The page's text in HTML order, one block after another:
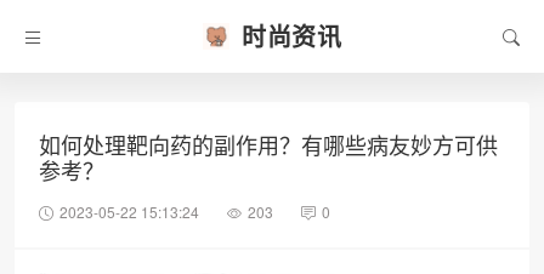
时尚资讯
如何处理靶向药的副作用？有哪些病友妙方可供
参考？
2023-05-22 15:13:24 203 0